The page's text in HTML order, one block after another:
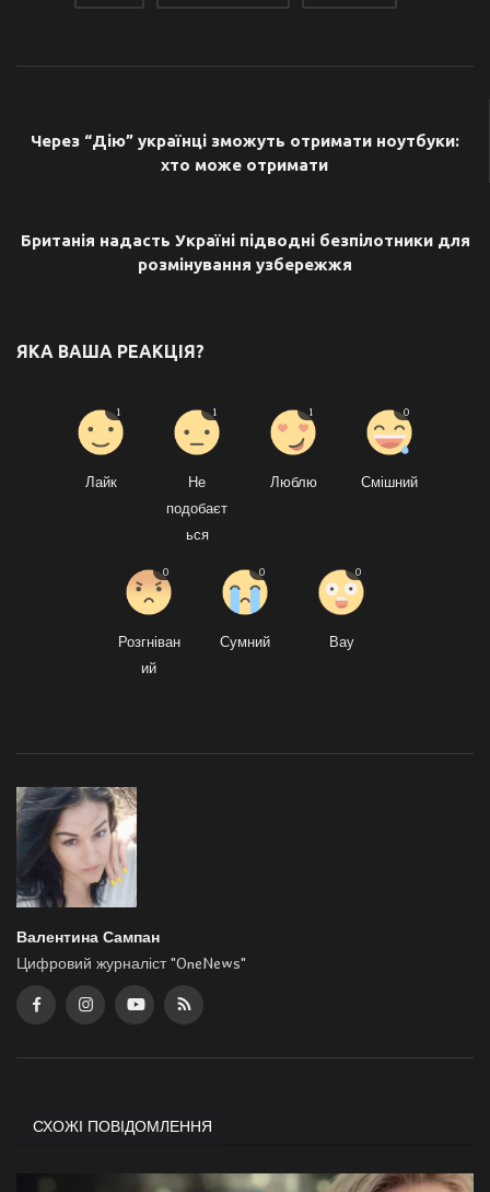
Через “Дію” українці зможуть отримати ноутбуки:
хто може отримати
Британія надасть Україні підводні безпілотники для
розмінування узбережжя
ЯКА ВАША РЕАКЦІЯ?
Лайк
1
Не
подобаєт
ься
1
Люблю
1
Смішний
0
Розгніван
ий
0
Сумний
0
Вау
0
Валентина Сампан
Цифровий журналіст "OneNews"
СХОЖІ ПОВІДОМЛЕННЯ